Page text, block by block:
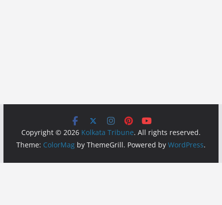
Copyright © 2026 Kolkata Tribune. All rights reserved.
Theme: ColorMagby ThemeGrill. Powered by WordPress.